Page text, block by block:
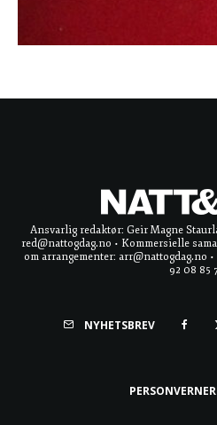
Ansvarlig redaktør: Geir Magne
red@nattogdag.no • Kommersielle
om arrangementer: arr@nattogdag.no
92 08 85
NYHETSBREV